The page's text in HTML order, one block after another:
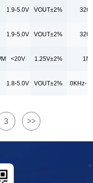
1.9-5.0V VOUT±2%
1.9-5.0V VOUT±2%
<20V 1.25V±2%
1.8-5.0V VOUT±2% 0KHz- -
3 >>